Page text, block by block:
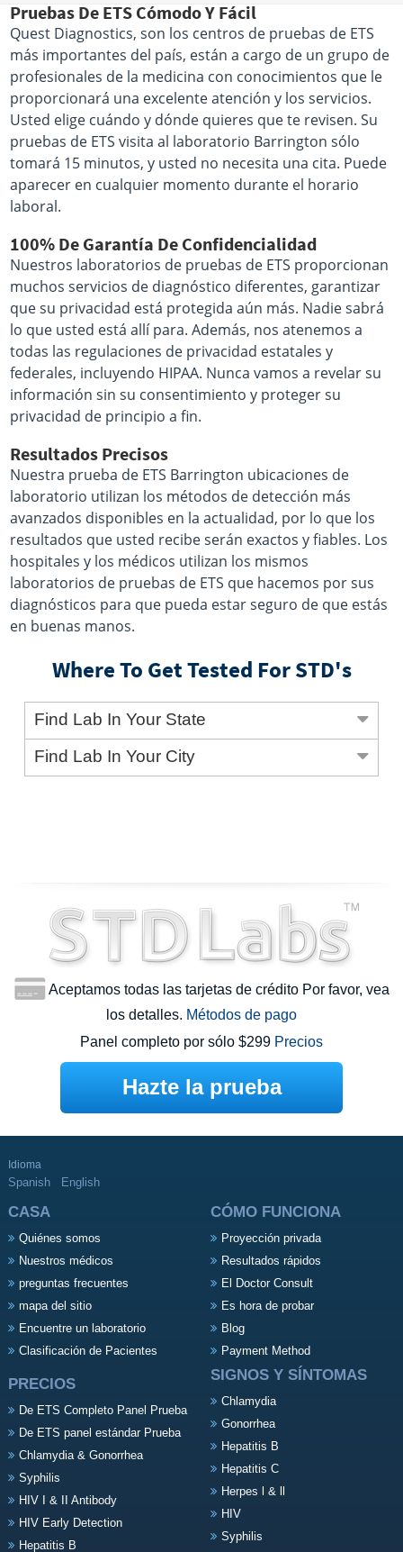
Pruebas De ETS Cómodo Y Fácil
Quest Diagnostics, son los centros de pruebas de ETS
más importantes del país, están a cargo de un grupo de
profesionales de la medicina con conocimientos que le
proporcionará una excelente atención y los servicios.
Usted elige cuándo y dónde quieres que te revisen. Su
pruebas de ETS visita al laboratorio Barrington sólo
tomará 15 minutos, y usted no necesita una cita. Puede
aparecer en cualquier momento durante el horario
laboral.
100% De Garantía De Confidencialidad
Nuestros laboratorios de pruebas de ETS proporcionan
muchos servicios de diagnóstico diferentes, garantizar
que su privacidad está protegida aún más. Nadie sabrá
lo que usted está allí para. Además, nos atenemos a
todas las regulaciones de privacidad estatales y
federales, incluyendo HIPAA. Nunca vamos a revelar su
información sin su consentimiento y proteger su
privacidad de principio a fin.
Resultados Precisos
Nuestra prueba de ETS Barrington ubicaciones de
laboratorio utilizan los métodos de detección más
avanzados disponibles en la actualidad, por lo que los
resultados que usted recibe serán exactos y fiables. Los
hospitales y los médicos utilizan los mismos
laboratorios de pruebas de ETS que hacemos por sus
diagnósticos para que pueda estar seguro de que estás
en buenas manos.
Where To Get Tested For STD's
Find Lab In Your State
Find Lab In Your City
Aceptamos todas las tarjetas de crédito Por favor, vea
los detalles. Métodos de pago
Panel completo por sólo $299 Precios
Hazte la prueba
Idioma
Spanish English
CASA
Quiénes somos
Nuestros médicos
preguntas frecuentes
mapa del sitio
Encuentre un laboratorio
Clasificación de Pacientes
CÓMO FUNCIONA
Proyección privada
Resultados rápidos
El Doctor Consult
Es hora de probar
Blog
Payment Method
PRECIOS
De ETS Completo Panel Prueba
De ETS panel estándar Prueba
Chlamydia & Gonorrhea
Syphilis
HIV I & II Antibody
HIV Early Detection
Hepatitis B
SIGNOS Y SÍNTOMAS
Chlamydia
Gonorrhea
Hepatitis B
Hepatitis C
Herpes l & ll
HIV
Syphilis